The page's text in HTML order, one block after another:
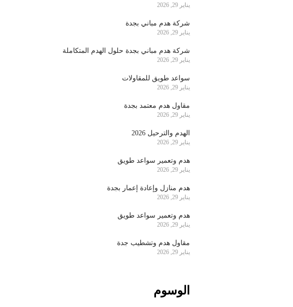
يناير 29, 2026
شركة هدم مباني بجدة
يناير 29, 2026
شركة هدم مباني بجدة حلول الهدم المتكاملة
يناير 29, 2026
سواعد طويق للمقاولات
يناير 29, 2026
مقاول هدم معتمد بجدة
يناير 29, 2026
الهدم والترحيل 2026
يناير 29, 2026
هدم وتعمير سواعد طويق
يناير 29, 2026
هدم منازل وإعادة إعمار بجدة
يناير 29, 2026
هدم وتعمير سواعد طويق
يناير 29, 2026
مقاول هدم وتشطيب جدة
يناير 29, 2026
الوسوم